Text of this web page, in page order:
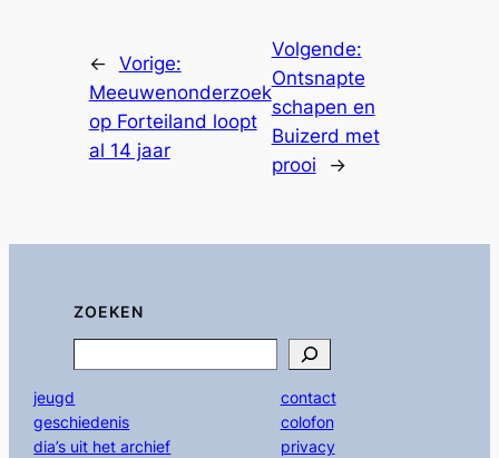
← Vorige:
Meeuwenonderzoek
op Forteiland loopt
al 14 jaar
Volgende:
Ontsnapte
schapen en
Buizerd met
prooi
→
ZOEKEN
jeugd
geschiedenis
dia’s uit het archief
contact
colofon
privacy